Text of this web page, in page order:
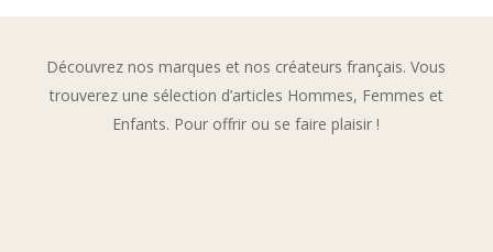
Découvrez nos marques et nos créateurs français. Vous
trouverez une sélection d’articles Hommes, Femmes et
Enfants. Pour offrir ou se faire plaisir !